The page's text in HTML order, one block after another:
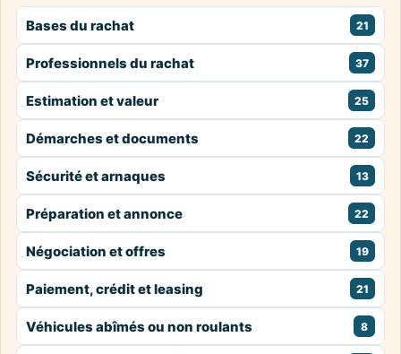
Bases du rachat 21
Professionnels du rachat 37
Estimation et valeur 25
Démarches et documents 22
Sécurité et arnaques 13
Préparation et annonce 22
Négociation et offres 19
Paiement, crédit et leasing 21
Véhicules abîmés ou non roulants 8